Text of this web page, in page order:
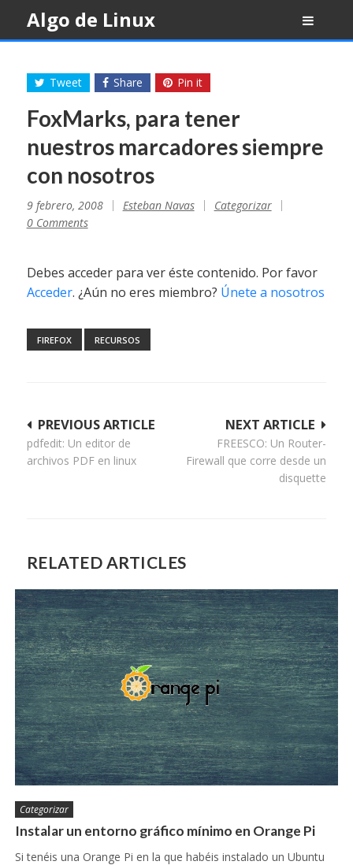
content
Algo de Linux
Tweet Share Pin it
FoxMarks, para tener
nuestros marcadores siempre
con nosotros
9 febrero, 2008 Esteban Navas
Categorizar
0 Comments
Debes acceder para ver éste contenido. Por favor
Acceder. ¿Aún no eres miembro? Únete a nosotros
FIREFOX RECURSOS
Navegación
de
NEXT ARTICLE
FREESCO: Un Router-
Firewall que corre desde un
disquette
PREVIOUS ARTICLE
pdfedit: Un editor de
archivos PDF en linux
RELATED ARTICLES
Categorizar
Instalar un entorno gráfico mínimo en Orange Pi
Si tenéis una Orange Pi en la que habéis instalado un Ubuntu